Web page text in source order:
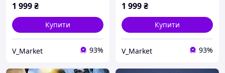
1 999₴
Купити
V_Market 93%
1 999₴
Купити
V_Market 93%